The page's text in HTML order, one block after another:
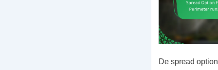
De spread